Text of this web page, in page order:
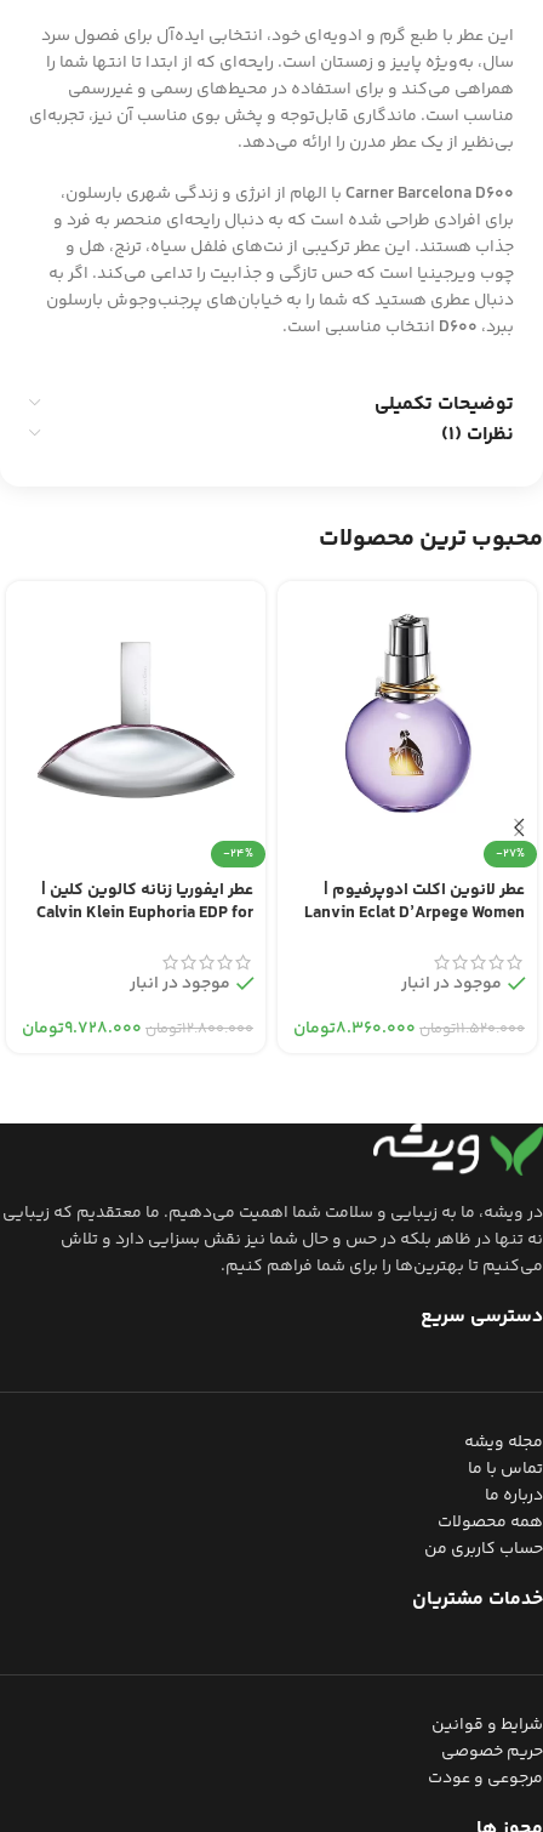
این عطر با طبع گرم و ادویه‌ای خود، انتخابی ایده‌آل برای فصول سرد
سال، به‌ویژه پاییز و زمستان است. رایحه‌ای که از ابتدا تا انتها شما را
همراهی می‌کند و برای استفاده در محیط‌های رسمی و غیررسمی
مناسب است. ماندگاری قابل‌توجه و پخش بوی مناسب آن نیز، تجربه‌ای
بی‌نظیر از یک عطر مدرن را ارائه می‌دهد.
Carner Barcelona D600با الهام از انرژی و زندگی شهری بارسلون،
برای افرادی طراحی شده است که به دنبال رایحه‌ای منحصر به فرد و
جذاب هستند. این عطر ترکیبی از نت‌های فلفل سیاه، ترنج، هل و
چوب ویرجینیا است که حس تازگی و جذابیت را تداعی می‌کند. اگر به
دنبال عطری هستید که شما را به خیابان‌های پرجنب‌وجوش بارسلون
ببرد، D600 انتخاب مناسبی است.
توضیحات تکمیلی
نظرات (1)
محبوب ترین محصولات
-27%
عطر لانوین اکلت ادوپرفیوم |
Lanvin Eclat D’Arpege Women
موجود در انبار
۱۱.۵۲۰.۰۰۰تومان ۸.۳۶۰.۰۰۰تومان
-24%
عطر ایفوریا زنانه کالوین کلین |
Calvin Klein Euphoria EDP for
موجود در انبار
۱۲.۸۰۰.۰۰۰تومان ۹.۷۲۸.۰۰۰تومان
در ویشه، ما به زیبایی و سلامت شما اهمیت می‌دهیم. ما معتقدیم که زیبایی
نه تنها در ظاهر بلکه در حس و حال شما نیز نقش بسزایی دارد و تلاش
می‌کنیم تا بهترین‌ها را برای شما فراهم کنیم.
دسترسی سریع
مجله ویشه
تماس با ما
درباره ما
همه محصولات
حساب کاربری من
خدمات مشتریان
شرایط و قوانین
حریم خصوصی
مرجوعی و عودت